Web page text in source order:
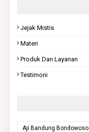
Jejak Mistis
Materi
Produk Dan Layanan
Testimoni
Aji Bandung Bondowoso